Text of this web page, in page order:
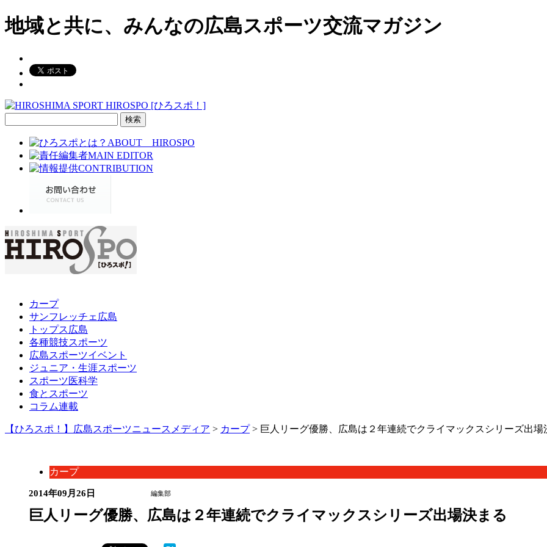
地域と共に、みんなの広島スポーツ交流マガジン
カープ
サンフレッチェ広島
トップス広島
各種競技スポーツ
広島スポーツイベント
ジュニア・生涯スポーツ
スポーツ医科学
食とスポーツ
コラム連載
【ひろスポ！】広島スポーツニュースメディア > カープ> 巨人リーグ優勝、広島は２年連続でクライマックスシリーズ出場
カープ
2014年09月26日 編集部
巨人リーグ優勝、広島は２年連続でクライマックスシリーズ出場決まる